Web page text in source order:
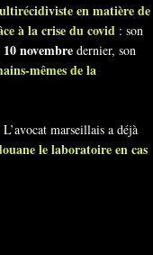
en matière de
à la crise du covid : son
10 novembre dernier, son
mêmes de la
L’avocat marseillais a déjà
le laboratoire en cas